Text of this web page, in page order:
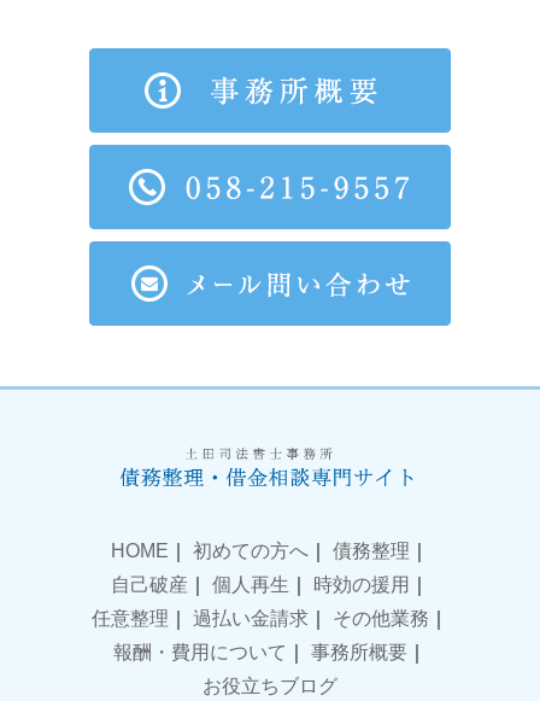
HOME 初めての方へ 債務整理
自己破産
個人再生 時効の援用
任意整理
過払い金請求 その他業務
報酬・費用について
事務所概要
お役立ちブログ